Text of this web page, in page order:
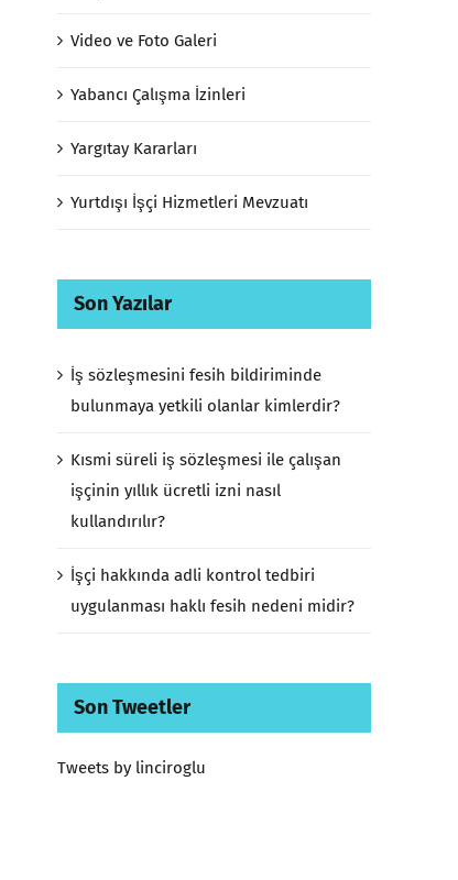
Video ve Foto Galeri
Yabancı Çalışma İzinleri
Yargıtay Kararları
Yurtdışı İşçi Hizmetleri Mevzuatı
Son Yazılar
İş sözleşmesini fesih bildiriminde
bulunmaya yetkili olanlar kimlerdir?
Kısmi süreli iş sözleşmesi ile çalışan
işçinin yıllık ücretli izni nasıl
kullandırılır?
İşçi hakkında adli kontrol tedbiri
uygulanması haklı fesih nedeni midir?
Son Tweetler
Tweets by linciroglu